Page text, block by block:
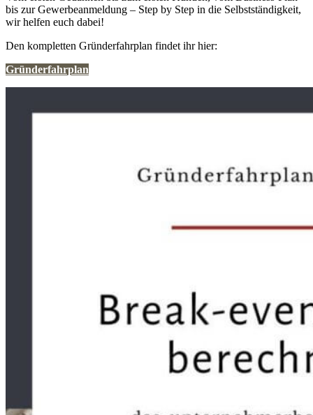
bis zur Gewerbeanmeldung – Step by Step in die Selbstständigkeit,
wir helfen euch dabei!
Den kompletten Gründerfahrplan findet ihr hier:
Gründerfahrplan